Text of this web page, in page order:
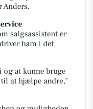
salgsassistent er
ham i det
og at kunne bruge
at hjælpe andre,"